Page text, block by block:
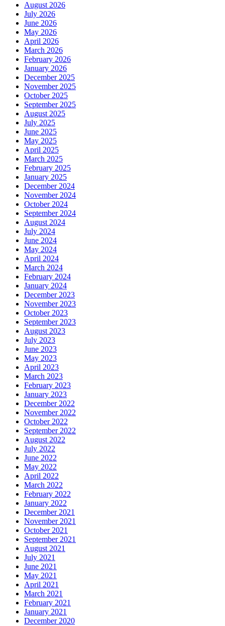
August 2026
July 2026
June 2026
May 2026
April 2026
March 2026
February 2026
January 2026
December 2025
November 2025
October 2025
September 2025
August 2025
July 2025
June 2025
May 2025
April 2025
March 2025
February 2025
January 2025
December 2024
November 2024
October 2024
September 2024
August 2024
July 2024
June 2024
May 2024
April 2024
March 2024
February 2024
January 2024
December 2023
November 2023
October 2023
September 2023
August 2023
July 2023
June 2023
May 2023
April 2023
March 2023
February 2023
January 2023
December 2022
November 2022
October 2022
September 2022
August 2022
July 2022
June 2022
May 2022
April 2022
March 2022
February 2022
January 2022
December 2021
November 2021
October 2021
September 2021
August 2021
July 2021
June 2021
May 2021
April 2021
March 2021
February 2021
January 2021
December 2020